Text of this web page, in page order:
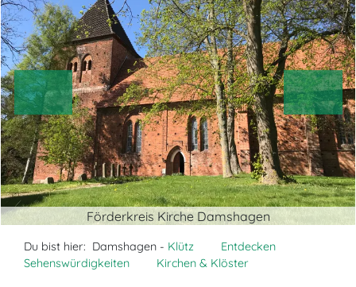
Förderkreis Kirche Damshagen
Du bist hier: Damshagen - Klütz
Entdecken
Sehenswürdigkeiten
Kirchen & Klöster